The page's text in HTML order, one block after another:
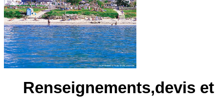
Renseignements,devis